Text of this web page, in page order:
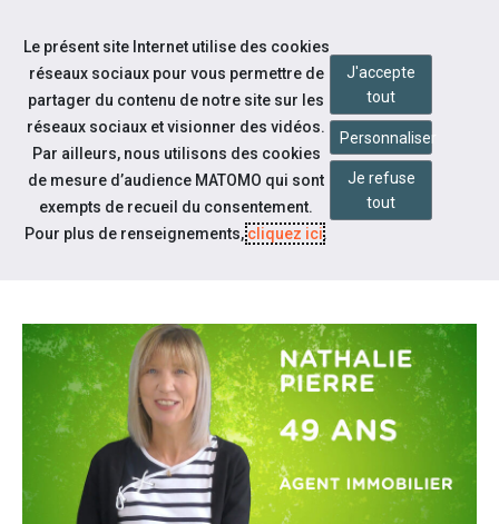
Aller au contenu
Nos actualités
CV VIDÉO DE NATHALIE PIERRE
Le présent site Internet utilise des cookies
réseaux sociaux pour vous permettre de
partager du contenu de notre site sur les
réseaux sociaux et visionner des vidéos.
Par ailleurs, nous utilisons des cookies
de mesure d’audience MATOMO qui sont
exempts de recueil du consentement.
Pour plus de renseignements,cliquez ici.
J'accepte
tout
Personnaliser
Je refuse
tout